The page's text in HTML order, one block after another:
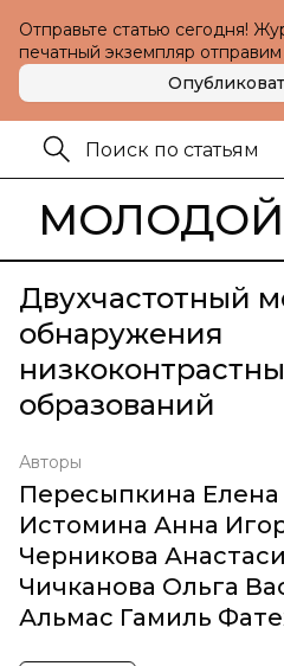
Отправьте статью сегодня!
печатный экземпляр отправим
Двухчастотный
обнаружения
образований
Авторы
Пересыпкина
Истомина Анна
Черникова
Чичканова Ольга
Альмас Гамиль